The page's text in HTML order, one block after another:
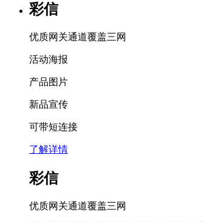
彩信
优质网关通道覆盖三网
活动海报
产品图片
新品宣传
可带短连接
了解详情
彩信
优质网关通道覆盖三网